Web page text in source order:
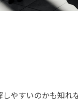
やすいのかも知れ